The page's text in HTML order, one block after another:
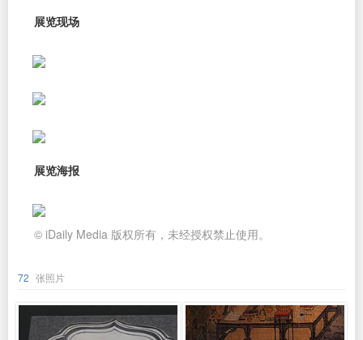
展览现场
展览海报
© iDaily Media 版权所有，未经授权禁止使用。
72 张照片